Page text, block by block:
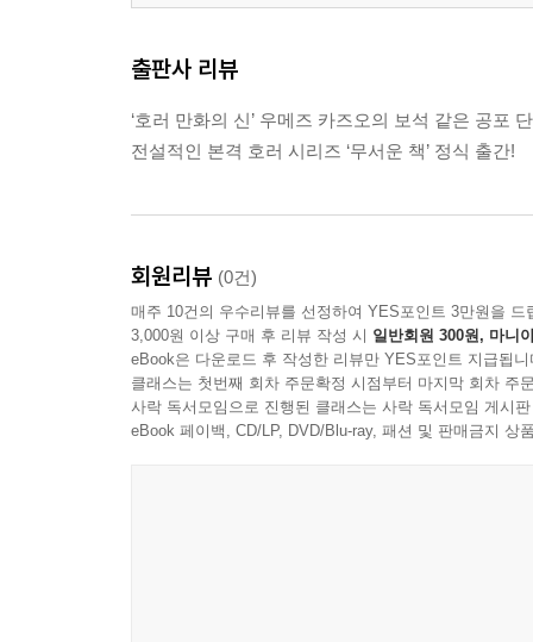
출판사 리뷰
‘호러 만화의 신’ 우메즈 카즈오의 보석 같은 공포
전설적인 본격 호러 시리즈 ‘무서운 책’ 정식 출간!
회원리뷰 (0건)
매주 10건의 우수리뷰를 선정하여 YES포인트 3만원을 드
3,000원 이상 구매 후 리뷰 작성 시 일반회원 300원, 마니
eBook은 다운로드 후 작성한 리뷰만 YES포인트 지급됩니
클래스는 첫번째 회차 주문확정 시점부터 마지막 회차 주
사락 독서모임으로 진행된 클래스는 사락 독서모임 게시
eBook 페이백, CD/LP, DVD/Blu-ray, 패션 및 판매금지 상